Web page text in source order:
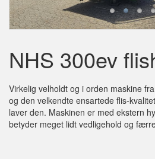
NHS 300ev
Virkelig velholdt og i orden maskine
og den velkendte ensartede flis-
laver den. Maskinen er med ekstern
betyder meget lidt vedligehold og